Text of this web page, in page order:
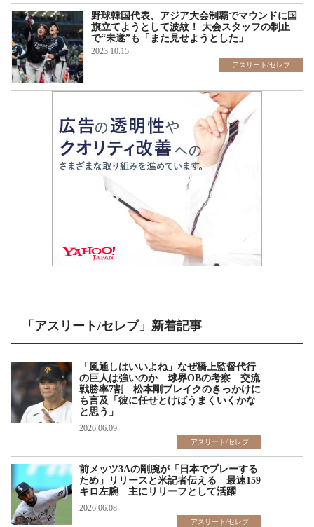
野球韓国代表、アジア大会制覇でマウンドに国
旗立てようとして波紋！ 大会スタッフの制止
で“未遂”も「また見せようとした」
2023.10.15
アスリート/セレブ
「アスリート/セレブ」新着記事
「風通しはいいよね」なぜ橋上監督代行
の巨人は強いのか 球界OBの考察 交流
戦勝率7割 松本剛ブレイクのきっかけに
も言及「彼に任せとけばうまくいくかな
と思う」
2026.06.09
アスリート/セレブ
前メッツ3Aの剛腕が「日本でプレーする
ため」リリースと米記者伝える 最速159
キロ左腕 主にリリーフとして活躍
2026.06.08
アスリート/セレブ